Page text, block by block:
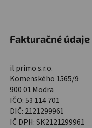
Fakturačné údaje
il primo s.r.o.
Komenského 1565/9
900 01 Modra
IČO: 53 114 701
DIČ: 2121299961
IČ DPH: SK2121299961